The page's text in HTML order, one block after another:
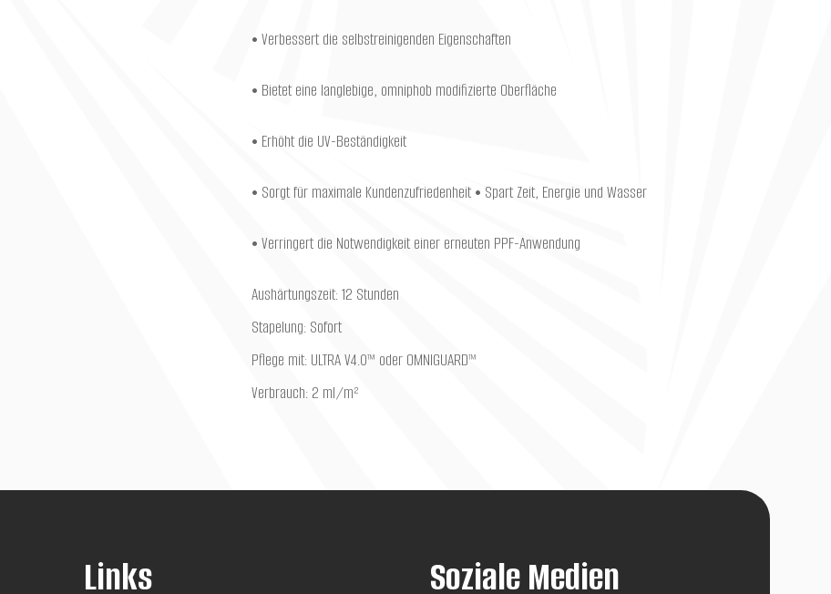
• Verbessert die selbstreinigenden Eigenschaften
• Bietet eine langlebige, omniphob modifizierte Oberfläche
• Erhöht die UV-Beständigkeit
• Sorgt für maximale Kundenzufriedenheit • Spart Zeit, Energie und Wasser
• Verringert die Notwendigkeit einer erneuten PPF-Anwendung
Aushärtungszeit: 12 Stunden
Stapelung: Sofort
Pflege mit: ULTRA V4.0™ oder OMNIGUARD™
Verbrauch: 2 ml/m²
Links Soziale Medien